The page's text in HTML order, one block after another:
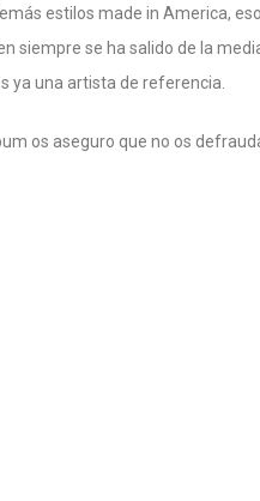
estilos made in America,
siempre se ha salido de la
ya una artista de referencia.
os aseguro que no os